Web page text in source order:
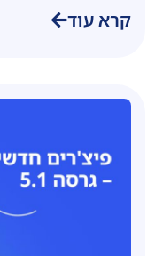
קרא עוד